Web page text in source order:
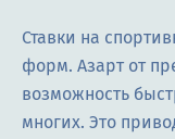
Ставки на
форм. Азарт от
возможность
многих. Это